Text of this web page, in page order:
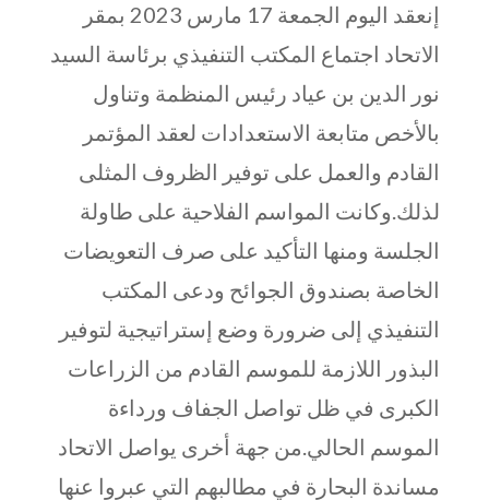
إنعقد اليوم الجمعة 17 مارس 2023 بمقر
الاتحاد اجتماع المكتب التنفيذي برئاسة السيد
نور الدين بن عياد رئيس المنظمة وتناول
بالأخص متابعة الاستعدادات لعقد المؤتمر
القادم والعمل على توفير الظروف المثلى
لذلك.وكانت المواسم الفلاحية على طاولة
الجلسة ومنها التأكيد على صرف التعويضات
الخاصة بصندوق الجوائح ودعى المكتب
التنفيذي إلى ضرورة وضع إستراتيجية لتوفير
البذور اللازمة للموسم القادم من الزراعات
الكبرى في ظل تواصل الجفاف ورداءة
الموسم الحالي.من جهة أخرى يواصل الاتحاد
مساندة البحارة في مطالبهم التي عبروا عنها